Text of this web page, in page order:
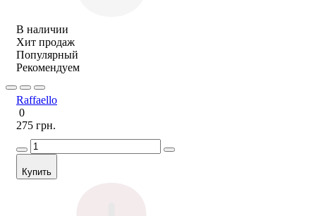
В наличии
Хит продаж
Популярный
Рекомендуем
Raffaello
0
275 грн.
Купить